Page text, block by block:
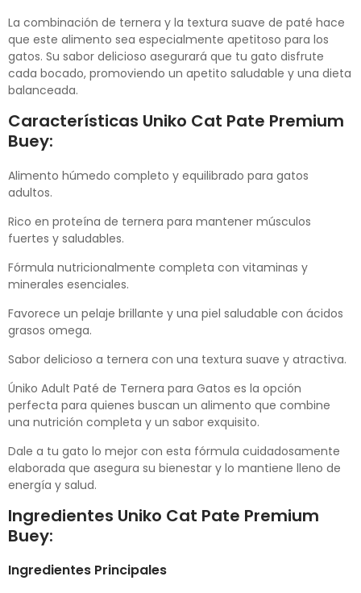
La combinación de ternera y la textura suave de paté hace
que este alimento sea especialmente apetitoso para los
gatos. Su sabor delicioso asegurará que tu gato disfrute
cada bocado, promoviendo un apetito saludable y una dieta
balanceada.
Características Uniko Cat Pate Premium
Buey:
Alimento húmedo completo y equilibrado para gatos
adultos.
Rico en proteína de ternera para mantener músculos
fuertes y saludables.
Fórmula nutricionalmente completa con vitaminas y
minerales esenciales.
Favorece un pelaje brillante y una piel saludable con ácidos
grasos omega.
Sabor delicioso a ternera con una textura suave y atractiva.
Úniko Adult Paté de Ternera para Gatos es la opción
perfecta para quienes buscan un alimento que combine
una nutrición completa y un sabor exquisito.
Dale a tu gato lo mejor con esta fórmula cuidadosamente
elaborada que asegura su bienestar y lo mantiene lleno de
energía y salud.
Ingredientes Uniko Cat Pate Premium
Buey:
Ingredientes Principales